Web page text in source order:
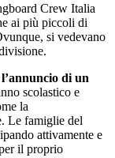
Crew Italia
ai più piccoli di
si vedevano
di un
scolastico e
la
Le famiglie del
attivamente e
il proprio